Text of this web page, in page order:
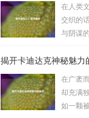
军队在
的每一
起，便
手持巨
友们遮
意志，
长，无
战火纷
在人类
交织的
与阴谋
知和国
的势力
立的进
所谓的“
揭开卡迪达克神秘魅力
在广袤
却充满
如一颗